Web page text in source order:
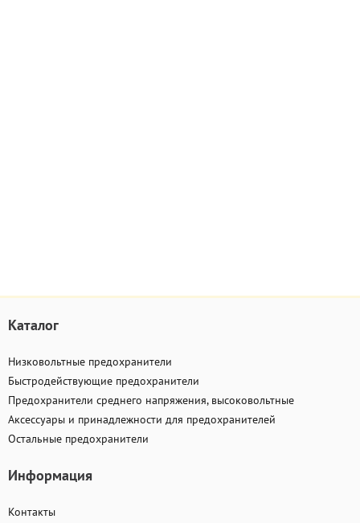
Каталог
Низковольтные предохранители
Быстродействующие предохранители
Предохранители среднего напряжения, высоковольтные
Аксессуары и принадлежности для предохранителей
Остальные предохранители
Информация
Контакты